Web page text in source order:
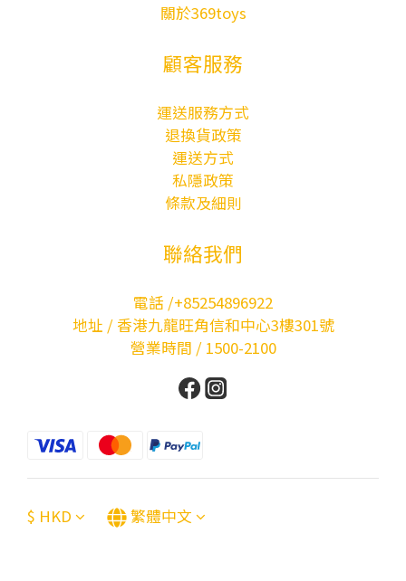
關於369toys
顧客服務
運送服務方式
退換貨政策
運送方式
私隱政策
條款及細則
聯絡我們
電話 /+85254896922
地址 / 香港九龍旺角信和中心3樓301號
營業時間 / 1500-2100
$ HKD 繁體中文